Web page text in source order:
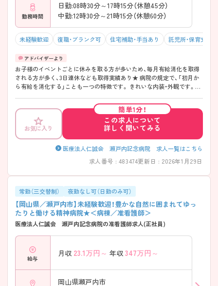
勤務時間
日勤:08時30分～17時15分（休憩45分）
中勤:12時30分～21時15分（休憩60分）
未経験歓迎 復職・ブランク可 住宅補助・手当あり 託児所・保育支援
お子様のイベントごとに休みを取る方が多いため、毎月有給消化を取得
される方が多く、3日連休なども取得実績あり★ 病院の規定で、「初月か
ら有給を消化する」ことも一つの特徴です。 きれいな内装・外観です。ま
高齢者看護というイメージになります。
お気に入り
簡単1分！
この求人について
詳しく聞いてみる
医療法人仁誠会 瀬戸内記念病院 求人一覧はこちら
求人番号 : 483474更新日 : 2026年1月29日
常勤（三交替制） 夜勤なし可（日勤のみ可）
【岡山県／瀬戸内市】未経験歓迎！豊かな自然に囲まれてゆっ
たりと働ける精神病院★＜病棟／准看護師＞
医療法人仁誠会 瀬戸内記念病院の准看護師求人(正社員)
給与
月収 23.1万円～ 年収 347万円～
岡山県瀬戸内市